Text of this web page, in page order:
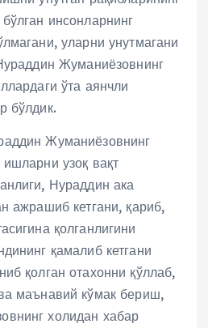
инсонларнинг
уларни унутмагани
Жуманиёзовнинг
ўта аянчли
бўлдик.
Жуманиёзовнинг
узоқ вақт
Нураддин ака
ажрашиб кетгани, қариб,
қолганлигини
қамалиб кетгани
қолган отахонни қўллаб,
маънавий кўмак бериш,
холидан хабар